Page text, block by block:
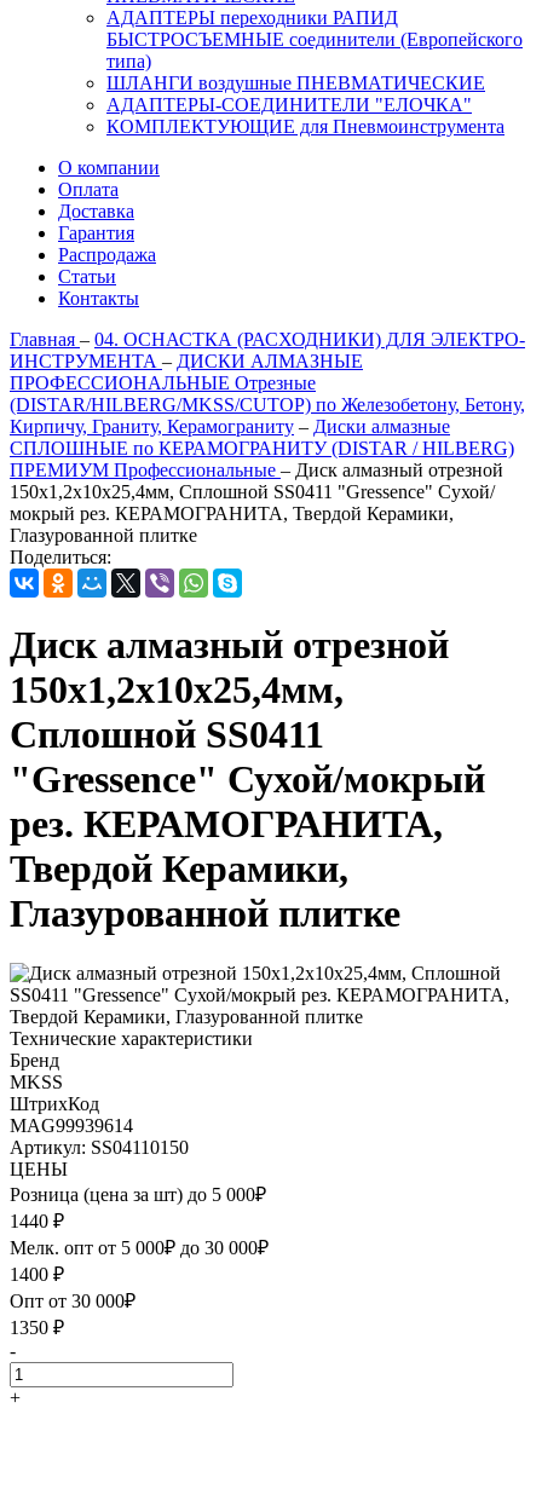
АДАПТЕРЫ переходники РАПИД
БЫСТРОСЪЕМНЫЕ соединители (Европейского
типа)
ШЛАНГИ воздушные ПНЕВМАТИЧЕСКИЕ
АДАПТЕРЫ-СОЕДИНИТЕЛИ "ЕЛОЧКА"
КОМПЛЕКТУЮЩИЕ для Пневмоинструмента
О компании
Оплата
Доставка
Гарантия
Распродажа
Статьи
Контакты
Главная – 04. ОСНАСТКА (РАСХОДНИКИ) ДЛЯ ЭЛЕКТРО-
ИНСТРУМЕНТА – ДИСКИ АЛМАЗНЫЕ
ПРОФЕССИОНАЛЬНЫЕ Отрезные
(DISTAR/HILBERG/MKSS/CUTOP) по Железобетону, Бетону,
Кирпичу, Граниту, Керамограниту – Диски алмазные
СПЛОШНЫЕ по КЕРАМОГРАНИТУ (DISTAR / HILBERG)
ПРЕМИУМ Профессиональные – Диск алмазный отрезной
150х1,2х10х25,4мм, Сплошной SS0411 "Gressence" Сухой/
мокрый рез. КЕРАМОГРАНИТА, Твердой Керамики,
Глазурованной плитке
Поделиться:
Диск алмазный отрезной
150х1,2х10х25,4мм,
Сплошной SS0411
"Gressence" Сухой/мокрый
рез. КЕРАМОГРАНИТА,
Твердой Керамики,
Глазурованной плитке
Технические характеристики
Бренд
MKSS
ШтрихКод
MAG99939614
Артикул: SS04110150
ЦЕНЫ
Розница (цена за шт) до 5 000₽
1440 ₽
Мелк. опт от 5 000₽ до 30 000₽
1400 ₽
Опт от 30 000₽
1350 ₽
-
+